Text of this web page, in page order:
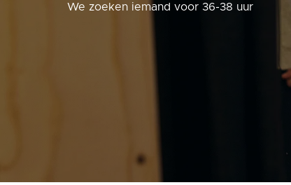
We zoeken iemand voor 36-38 uur